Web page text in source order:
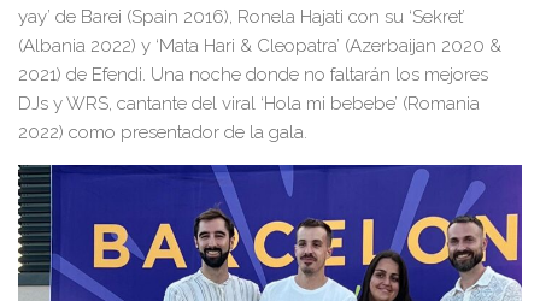
yay’ de Barei (Spain 2016), Ronela Hajati con su ‘Sekret’
(Albania 2022) y ‘Mata Hari & Cleopatra’ (Azerbaijan 2020 &
2021) de Efendi. Una noche donde no faltarán los mejores
DJs y WRS, cantante del viral ‘Hola mi bebebe’ (Romania
2022) como presentador de la gala.